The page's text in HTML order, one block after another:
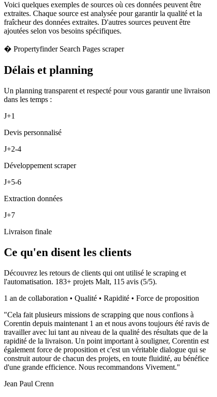
Voici quelques exemples de sources où ces données peuvent être
extraites. Chaque source est analysée pour garantir la qualité et la
fraîcheur des données extraites. D'autres sources peuvent être
ajoutées selon vos besoins spécifiques.
� Propertyfinder Search Pages scraper
Délais et planning
Un planning transparent et respecté pour vous garantir une livraison
dans les temps :
J+1
Devis personnalisé
J+2-4
Développement scraper
J+5-6
Extraction données
J+7
Livraison finale
Ce qu'en disent les clients
Découvrez les retours de clients qui ont utilisé le scraping et
l'automatisation. 183+ projets Malt, 115 avis (5/5).
1 an de collaboration • Qualité • Rapidité • Force de proposition
"Cela fait plusieurs missions de scrapping que nous confions à
Corentin depuis maintenant 1 an et nous avons toujours été ravis de
travailler avec lui tant au niveau de la qualité des résultats que de la
rapidité de la livraison. Un point important à souligner, Corentin est
également force de proposition et c'est un véritable dialogue qui se
construit autour de chacun des projets, en toute fluidité, au bénéfice
d'une grande efficience. Nous recommandons Vivement."
Jean Paul Crenn